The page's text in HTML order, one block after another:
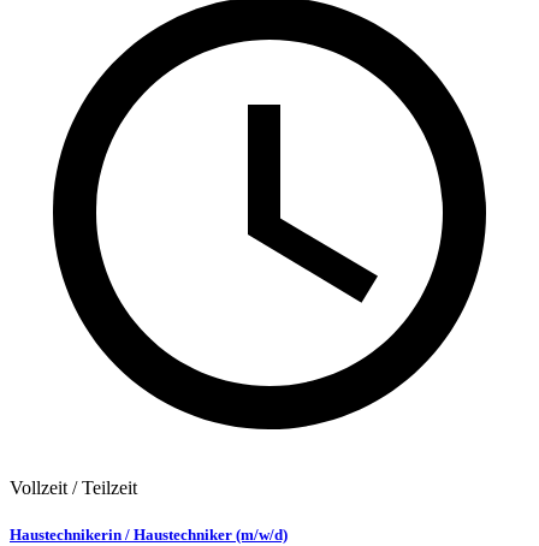
Vollzeit / Teilzeit
Haustechnikerin / Haustechniker (m/w/d)